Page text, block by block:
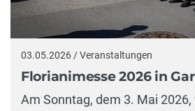
03.05.2026 / Veranstaltungen
Florianimesse 2026 in
Am Sonntag, dem 3. Mai